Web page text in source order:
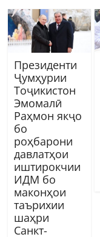
Президенти
Ҷумҳурии
Тоҷикистон
Эмомалӣ
Раҳмон якҷо
бо
роҳбарони
давлатҳои
иштирокчии
ИДМ бо
маконҳои
таърихии
шаҳри
Санкт-